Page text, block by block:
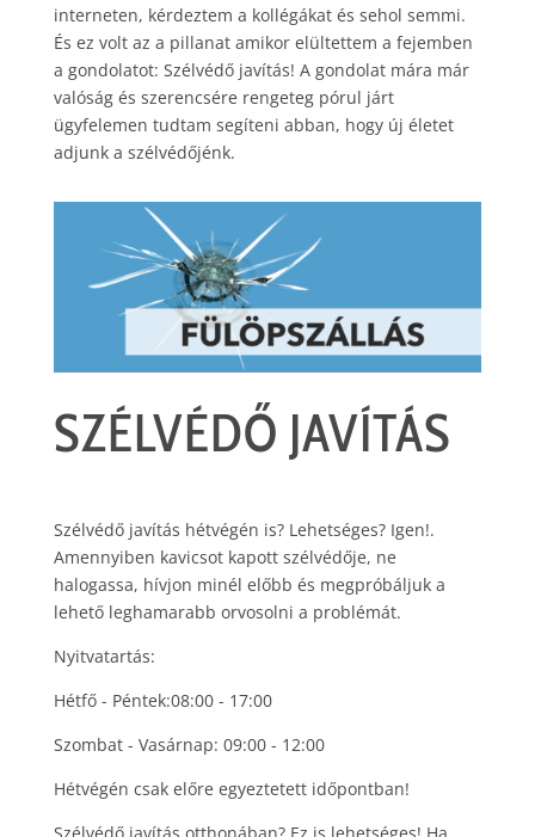
interneten, kérdeztem a kollégákat és sehol semmi.
És ez volt az a pillanat amikor elültettem a fejemben
a gondolatot: Szélvédő javítás! A gondolat mára már
valóság és szerencsére rengeteg pórul járt
ügyfelemen tudtam segíteni abban, hogy új életet
adjunk a szélvédőjénk.
SZÉLVÉDŐ JAVÍTÁS
Szélvédő javítás hétvégén is? Lehetséges? Igen!.
Amennyiben kavicsot kapott szélvédője, ne
halogassa, hívjon minél előbb és megpróbáljuk a
lehető leghamarabb orvosolni a problémát.
Nyitvatartás:
Hétfő - Péntek:08:00 - 17:00
Szombat - Vasárnap: 09:00 - 12:00
Hétvégén csak előre egyeztetett időpontban!